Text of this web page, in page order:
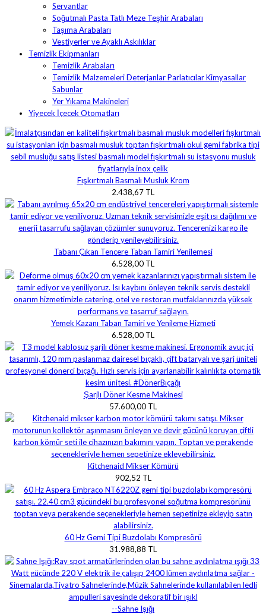
Servantlar
Soğutmalı Pasta Tatlı Meze Teşhir Arabaları
Taşıma Arabaları
Vestiyerler ve Ayaklı Askılıklar
Temizlik Ekipmanları
Temizlik Arabaları
Temizlik Malzemeleri Deterjanlar Parlatıcılar Kimyasallar
Sabunlar
Yer Yıkama Makineleri
Yiyecek İçecek Otomatları
Fışkırtmalı Basmalı Musluk Krom
2.438,67 TL
Tabanı Çıkan Tencere Taban Tamiri Yenilemesi
6.528,00 TL
Yemek Kazanı Taban Tamiri ve Yenileme Hizmeti
6.528,00 TL
Şarjlı Döner Kesme Makinesi
57.600,00 TL
Kitchenaid Mikser Kömürü
902,52 TL
60 Hz Gemi Tipi Buzdolabı Kompresörü
31.988,88 TL
--Sahne Işığı